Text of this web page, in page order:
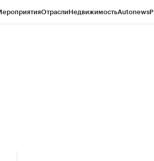
ОтраслиНедвижимостьAutonews